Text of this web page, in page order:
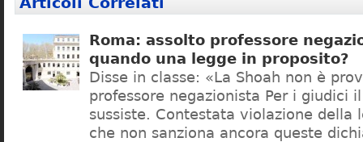
Roma: assolto professore
quando una legge in proposito?
Disse in classe: «La Shoah non è
professore negazionista Per i giudici
sussiste. Contestata violazione della
che non sanziona ancora queste